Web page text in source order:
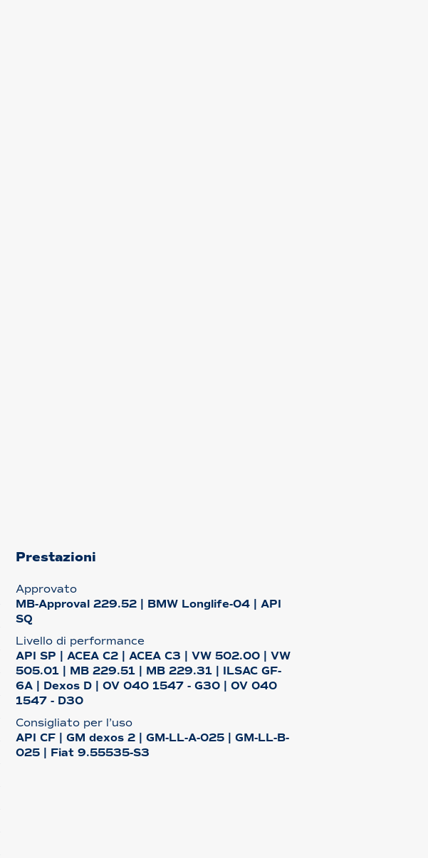
Prestazioni
Approvato
MB-Approval 229.52 | BMW Longlife-04 | API
SQ
Livello di performance
API SP | ACEA C2 | ACEA C3 | VW 502.00 | VW
505.01 | MB 229.51 | MB 229.31 | ILSAC GF-
6A | Dexos D | OV 040 1547 - G30 | OV 040
1547 - D30
Consigliato per l’uso
API CF | GM dexos 2 | GM-LL-A-025 | GM-LL-B-
025 | Fiat 9.55535-S3